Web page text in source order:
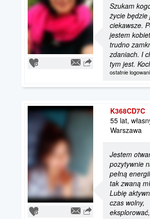
Szukam
życie będzie
ciekawsze.
jestem
trudno
zdaniach. I
tym jest.
ostatnie
K368CD7C
55 lat,
Warszawa
Jestem
pozytywnie
pełną
tak zwaną
Lubię
czas wolny,